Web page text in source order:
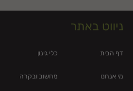
ניווט באתר
דף הבית
מי אנחנו
כלי גינון
מחשוב ובקרה